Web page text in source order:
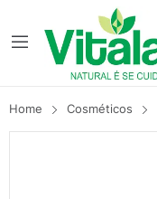
Home Cosméticos